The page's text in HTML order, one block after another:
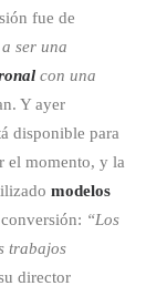
fue de
ser una
con una
Y ayer
disponible para
el momento, y la
modelos
“Los
trabajos
director